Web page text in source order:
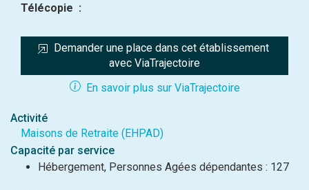
Télécopie :
Demander une place dans cet établissement
avec ViaTrajectoire
En savoir plus sur ViaTrajectoire
Activité
Maisons de Retraite (EHPAD)
Capacité par service
Hébergement, Personnes Agées dépendantes : 127